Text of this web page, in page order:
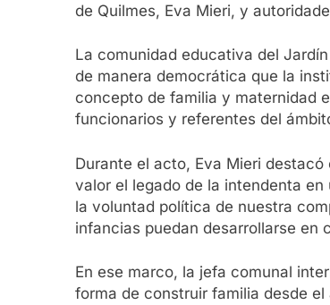
de Quilmes, Eva Mieri, y
La comunidad educativa del
de manera democrática que la
concepto de familia y maternidad
funcionarios y referentes del
Durante el acto, Eva Mieri
valor el legado de la intendenta
la voluntad política de nuestra
infancias puedan desarrollarse en
En ese marco, la jefa comunal
forma de construir familia desde